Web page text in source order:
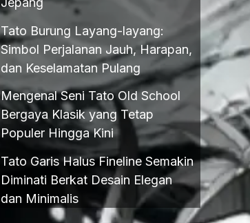
Tato Burung Layang-layang:
Simbol Perjalanan Jauh, Harapan,
dan Keselamatan Pulang
Mengenal Seni Tato Old School
Bergaya Klasik yang Tetap
Populer Hingga Kini
Tato Garis Halus Fineline Semakin
Diminati Berkat Desain Elegan
dan Minimalis